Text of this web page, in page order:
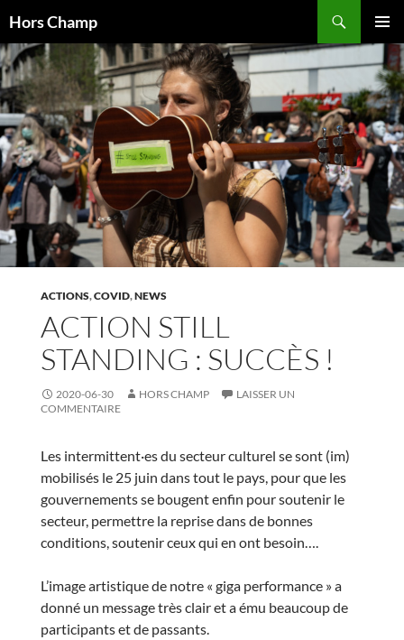
au
contenu
Hors Champ
MENU
ACTIONS,COVID,NEWS
ACTION STILL
STANDING : SUCCÈS !
2020-06-30 HORS CHAMP
LAISSER UN
COMMENTAIRE
Les intermittent·es du secteur culturel se sont (im)
mobilisés le 25 juin dans tout le pays, pour que les
gouvernements se bougent enfin pour soutenir le
secteur, permettre la reprise dans de bonnes
conditions, soutenir ceux qui en ont besoin….
L’image artistique de notre « giga performance » a
donné un message très clair et a ému beaucoup de
participants et de passants.